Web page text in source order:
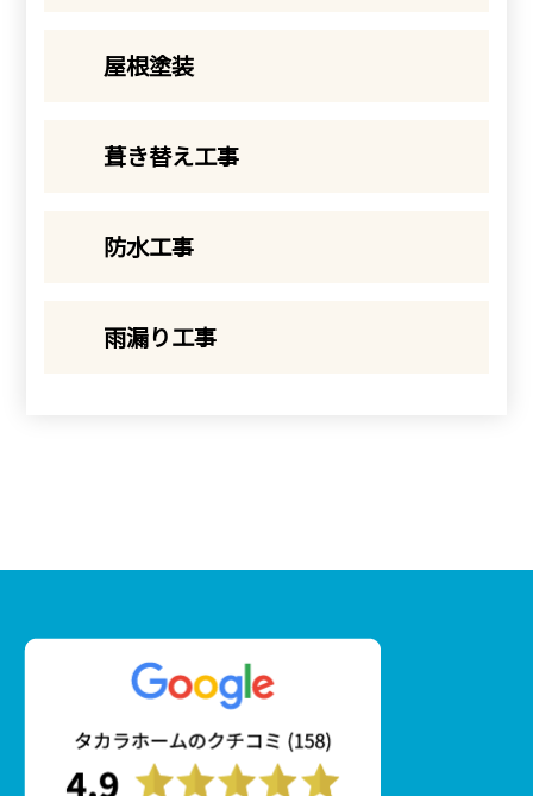
屋根塗装
葺き替え工事
防水工事
雨漏り工事